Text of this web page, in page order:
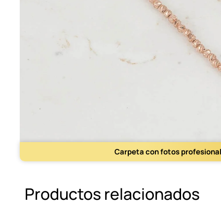
Carpeta con fotos
Productos relacionados